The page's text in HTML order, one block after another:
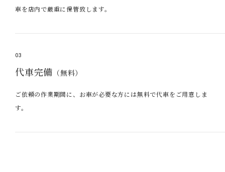
車を店内で厳重に保管致します。
03
代車完備 （無料）
ご依頼の作業期間に、お車が必要な方には無料で代車をご用意しま
す。